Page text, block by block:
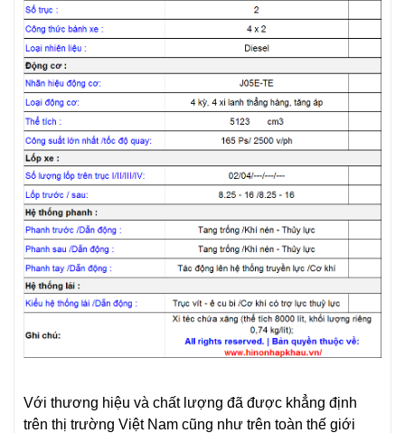
Với thương hiệu và chất lượng đã được khẳng định
trên thị trường Việt Nam cũng như trên toàn thế giới